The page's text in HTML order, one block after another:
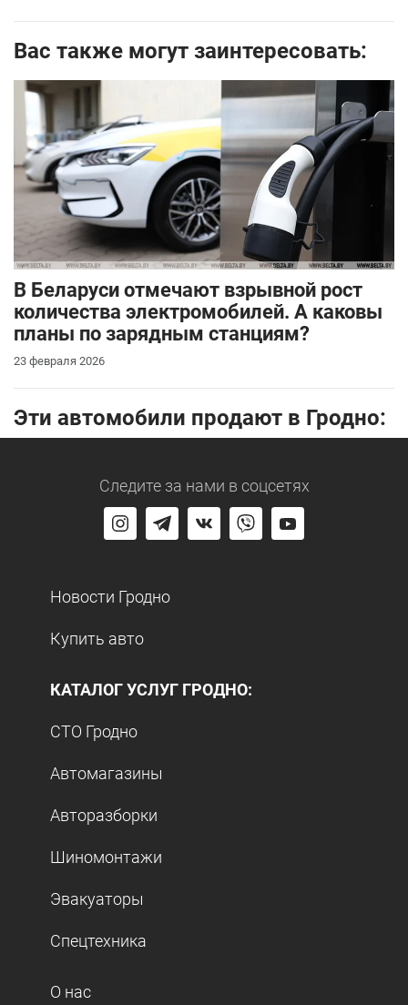
Вас также могут заинтересовать:
В Беларуси отмечают взрывной рост
количества электромобилей. А каковы
планы по зарядным станциям?
23 февраля 2026
Эти автомобили продают в Гродно:
Следите за нами в соцсетях
Новости Гродно
Купить авто
КАТАЛОГ УСЛУГ ГРОДНО:
СТО Гродно
Автомагазины
Авторазборки
Шиномонтажи
Эвакуаторы
Спецтехника
О нас